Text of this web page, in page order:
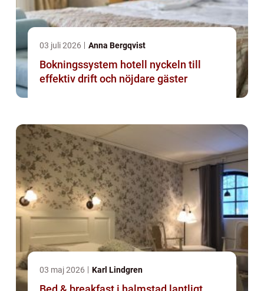
03 juli 2026 Anna Bergqvist
Bokningssystem hotell nyckeln till
effektiv drift och nöjdare gäster
03 maj 2026 Karl Lindgren